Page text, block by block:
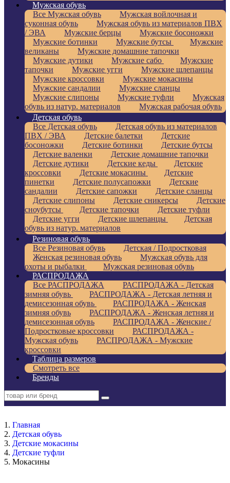
Мужская обувь
Все Мужская обувь
Мужская войлочная и
суконная обувь
Мужская обувь из материалов ПВХ
/ ЭВА
Мужские берцы
Мужские босоножки
Мужские ботинки
Мужские бутсы
Мужские
великаны
Мужские домашние тапочки
Мужские дутики
Мужские сабо
Мужские
тапочки
Мужские угги
Мужские шлепанцы
Мужские кроссовки
Мужские мокасины
Мужские сандалии
Мужские сланцы
Мужские слипоны
Мужские туфли
Мужская
обувь из натур. материалов
Мужская рабочая обувь
Детская обувь
Все Детская обувь
Детская обувь из материалов
ПВХ / ЭВА
Детские балетки
Детские
босоножки
Детские ботинки
Детские бутсы
Детские валенки
Детские домашние тапочки
Детские дутики
Детские кеды
Детские
кроссовки
Детские мокасины
Детские
пинетки
Детские полусапожки
Детские
сандалии
Детские сапожки
Детские сланцы
Детские слипоны
Детские сникерсы
Детские
сноубутсы
Детские тапочки
Детские туфли
Детские угги
Детские шлепанцы
Детская
обувь из натур. материалов
Резиновая обувь
Все Резиновая обувь
Детская / Подростковая
Женская резиновая обувь
Мужская обувь для
охоты и рыбалки
Мужская резиновая обувь
РАСПРОДАЖА
Все РАСПРОДАЖА
РАСПРОДАЖА - Детская
зимняя обувь
РАСПРОДАЖА - Детская летняя и
демисезонная обувь
РАСПРОДАЖА - Женская
зимняя обувь
РАСПРОДАЖА - Женская летняя и
демисезонная обувь
РАСПРОДАЖА - Женские /
Подростковые кроссовки
РАСПРОДАЖА -
Мужская обувь
РАСПРОДАЖА - Мужские
кроссовки
Таблица размеров
Смотреть все
Бренды
Главная
Детская обувь
Детские мокасины
Детские туфли
Мокасины